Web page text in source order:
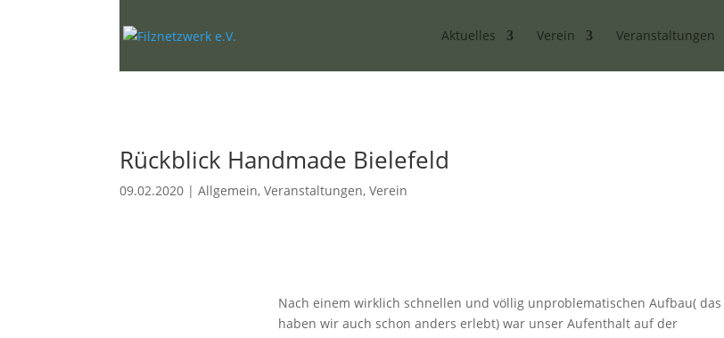
Aktuelles Verein Veranstaltungen
Rückblick Handmade Bielefeld
09.02.2020 |Allgemein,Veranstaltungen,Verein
Nach einem wirklich schnellen und völlig unproblematischen Aufbau( das
haben wir auch schon anders erlebt) war unser Aufenthalt auf der